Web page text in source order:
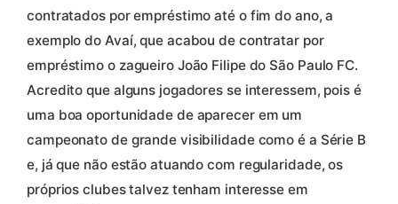
contratados por empréstimo até o fim do ano, a
exemplo do Avaí, que acabou de contratar por
empréstimo o zagueiro João Filipe do São Paulo FC.
Acredito que alguns jogadores se interessem, pois é
uma boa oportunidade de aparecer em um
campeonato de grande visibilidade como é a Série B
e, já que não estão atuando com regularidade, os
próprios clubes talvez tenham interesse em